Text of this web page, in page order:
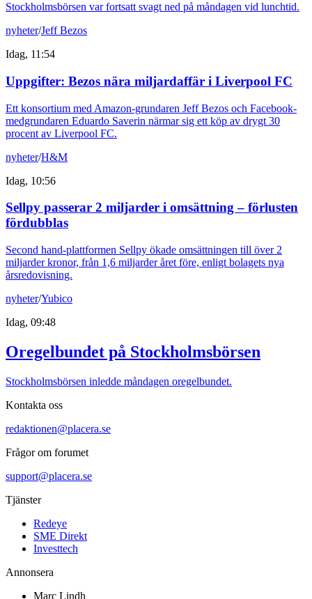
Stockholmsbörsen var fortsatt svagt ned på måndagen vid lunchtid.
nyheter/Jeff Bezos
Idag, 11:54
Uppgifter: Bezos nära miljardaffär i Liverpool FC
Ett konsortium med Amazon-grundaren Jeff Bezos och Facebook-
medgrundaren Eduardo Saverin närmar sig ett köp av drygt 30
procent av Liverpool FC.
nyheter/H&M
Idag, 10:56
Sellpy passerar 2 miljarder i omsättning – förlusten
fördubblas
Second hand-plattformen Sellpy ökade omsättningen till över 2
miljarder kronor, från 1,6 miljarder året före, enligt bolagets nya
årsredovisning.
nyheter/Yubico
Idag, 09:48
Oregelbundet på Stockholmsbörsen
Stockholmsbörsen inledde måndagen oregelbundet.
Kontakta oss
redaktionen@placera.se
Frågor om forumet
support@placera.se
Tjänster
Redeye
SME Direkt
Investtech
Annonsera
Marc Lindh